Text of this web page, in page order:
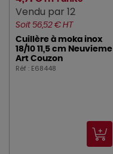
Vendu par 12
Soit 56,52 € HT
Cuillère à moka inox
18/10 11,5 cm Neuvieme
Art Couzon
Réf : E68448